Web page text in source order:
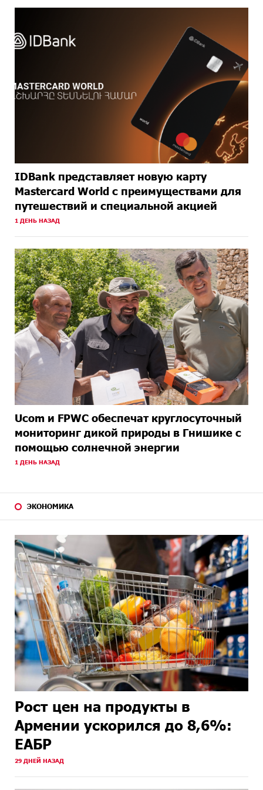
IDBank представляет новую карту
Mastercard World с преимуществами для
путешествий и специальной акцией
1 ДЕНЬ НАЗАД
Ucom и FPWC обеспечат круглосуточный
мониторинг дикой природы в Гнишике с
помощью солнечной энергии
1 ДЕНЬ НАЗАД
ЭКОНОМИКА
Рост цен на продукты в
Армении ускорился до 8,6%:
ЕАБР
29 ДНЕЙ НАЗАД